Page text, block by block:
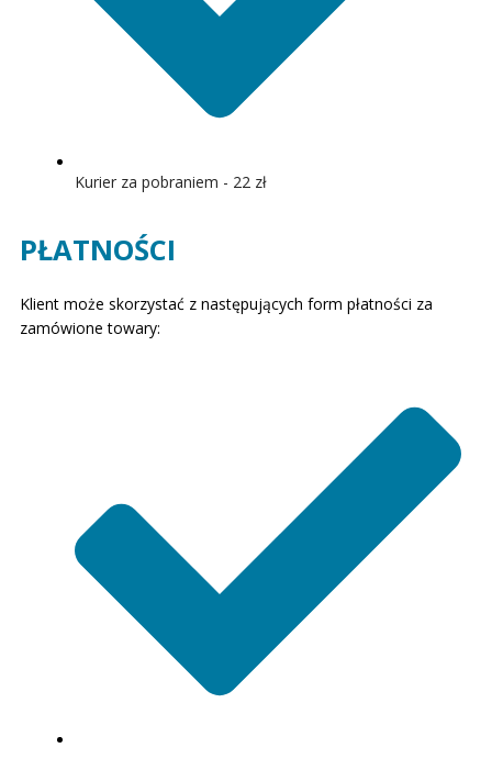
Kurier za pobraniem - 22 zł
PŁATNOŚCI
Klient może skorzystać z następujących form płatności za
zamówione towary: